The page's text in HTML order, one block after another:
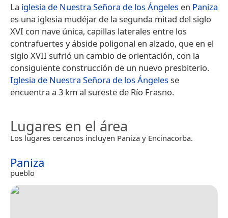
La iglesia de Nuestra Señora de los Ángeles en Paniza
es una iglesia mudéjar de la segunda mitad del siglo
XVI con nave única, capillas laterales entre los
contrafuertes y ábside poligonal en alzado, que en el
siglo XVII sufrió un cambio de orientación, con la
consiguiente construcción de un nuevo presbiterio.
Iglesia de Nuestra Señora de los Ángelesse
encuentra a 3 km al sureste de Río Frasno.
Lugares en el área
Los lugares cercanos incluyen Paniza y Encinacorba.
Paniza
pueblo